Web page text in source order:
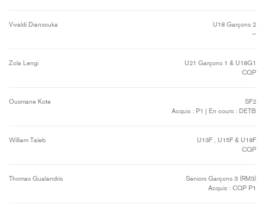
Vivaldi Diansouka
U18 Garçons 2
—
Zola Lengi
U21 Garçons 1 & U18G1
CQP
Ousmane Kote
SF2
Acquis : P1 | En cours : DETB
William Taïeb
U13F , U15F & U18F
CQP
Thomas Gualandris
Séniors Garçons 3 (RM3)
Acquis : CQP P1